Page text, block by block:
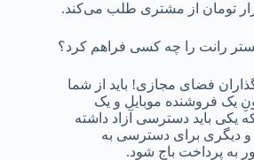
رانت را چه کسی فراهم کرد؟
فضای مجازی! باید از شما
یک فروشنده موبایل و یک
یکی باید دسترسی آزاد داشته
و دیگری برای دسترسی به
به پرداخت باج شود.